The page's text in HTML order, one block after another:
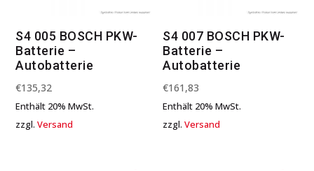
S4 005 BOSCH PKW-
Batterie –
Autobatterie
€135,32
Enthält 20% MwSt.
zzgl.Versand
S4 007 BOSCH PKW-
Batterie –
Autobatterie
€161,83
Enthält 20% MwSt.
zzgl.Versand